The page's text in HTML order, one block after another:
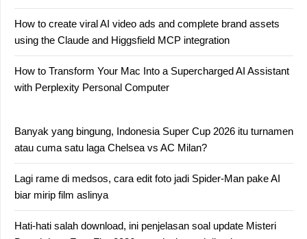
How to create viral AI video ads and complete brand assets
using the Claude and Higgsfield MCP integration
How to Transform Your Mac Into a Supercharged AI Assistant
with Perplexity Personal Computer
Banyak yang bingung, Indonesia Super Cup 2026 itu turnamen
atau cuma satu laga Chelsea vs AC Milan?
Lagi rame di medsos, cara edit foto jadi Spider-Man pake AI
biar mirip film aslinya
Hati-hati salah download, ini penjelasan soal update Misteri